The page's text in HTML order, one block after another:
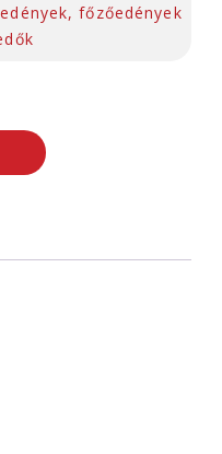
főzőedények